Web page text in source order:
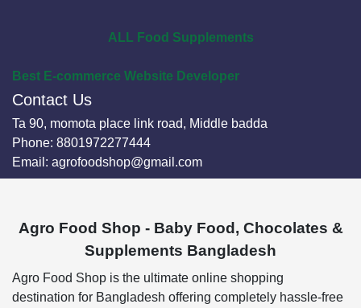
ALL Food Supplements
Best E-commerce Website Developer
Contact Us
Ta 90, momota place link road, Middle badda
Phone: 8801972277444
Email: agrofoodshop@gmail.com
Agro Food Shop - Baby Food, Chocolates &
Supplements Bangladesh
Agro Food Shop is the ultimate online shopping
destination for Bangladesh offering completely hassle-free